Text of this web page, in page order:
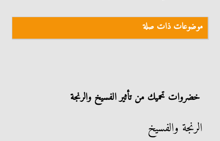
موضوعات ذات صلة
خضروات تحميك من تأثير الفسيخ والرنجة
الرنجة والفسيخ